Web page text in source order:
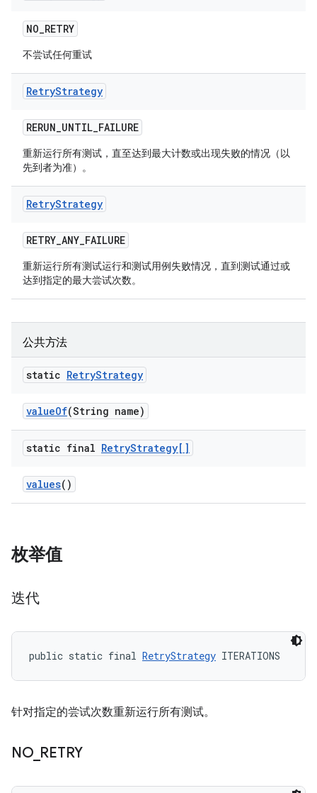
NO_RETRY
不尝试任何重试
RetryStrategy
RERUN_UNTIL_FAILURE
重新运行所有测试，直至达到最大计数或出现失败的情况（以
先到者为准）。
RetryStrategy
RETRY_ANY_FAILURE
重新运行所有测试运行和测试用例失败情况，直到测试通过或
达到指定的最大尝试次数。
公共方法
static RetryStrategy
valueOf(String name)
static final RetryStrategy[]
values()
枚举值
迭代
public static final RetryStrategy ITERATIONS
针对指定的尝试次数重新运行所有测试。
NO_ RETRY